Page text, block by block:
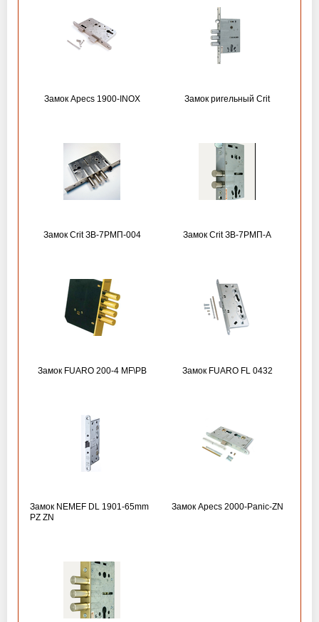
Замок Apecs 1900-INOX Замок ригельный Crit
Замок Crit ЗВ-7РМП-004 Замок Crit ЗВ-7РМП-А
Замок FUARO 200-4 MF\РВ Замок FUARO FL 0432
Замок NEMEF DL 1901-65mm
PZ ZN
Замок Apecs 2000-Panic-ZN